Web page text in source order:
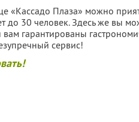
«Кассадо Плаза» можно
до 30 человек. Здесь же вы
гарантированы
сервис!